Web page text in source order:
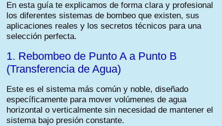
En esta guía te explicamos de forma clara y profesional
los diferentes sistemas de bombeo que existen, sus
aplicaciones reales y los secretos técnicos para una
selección perfecta.
1. Rebombeo de Punto A a Punto B
(Transferencia de Agua)
Este es el sistema más común y noble, diseñado
específicamente para mover volúmenes de agua
horizontal o verticalmente sin necesidad de mantener el
sistema bajo presión constante.